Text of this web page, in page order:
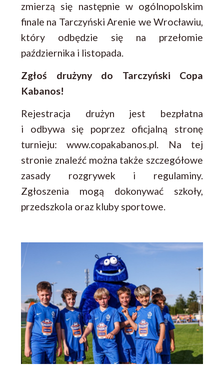
zmierzą się następnie w ogólnopolskim
finale na Tarczyński Arenie we Wrocławiu,
który odbędzie się na przełomie
października i listopada.
Zgłoś drużyny do Tarczyński Copa
Kabanos!
Rejestracja drużyn jest bezpłatna
i odbywa się poprzez oficjalną stronę
turnieju: www.copakabanos.pl. Na tej
stronie znaleźć można także szczegółowe
zasady rozgrywek i regulaminy.
Zgłoszenia mogą dokonywać szkoły,
przedszkola oraz kluby sportowe.